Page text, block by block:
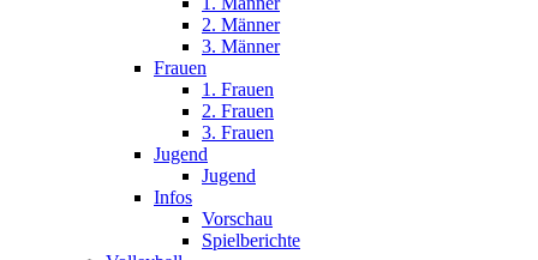
2. Männer
3. Männer
Frauen
1. Frauen
2. Frauen
3. Frauen
Jugend
Jugend
Infos
Vorschau
Spielberichte